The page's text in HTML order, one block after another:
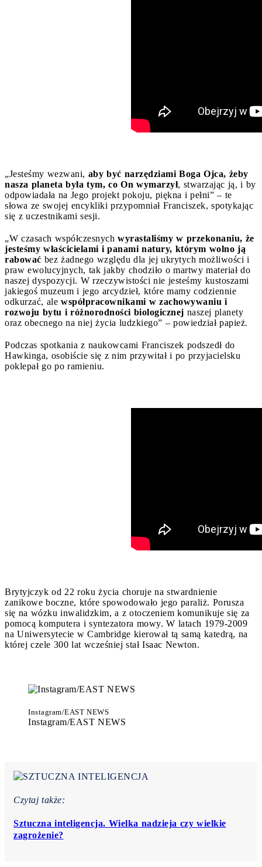
„Jesteśmy wezwani, aby być narzędziami Boga Ojca, żeby
nasza planeta była tym, co On wymarzył, stwarzając ją, i by
odpowiadała na Jego projekt pokoju, piękna i pełni” – te
słowa ze swojej encykliki przypomniał Franciszek, spotykając
się z uczestnikami sesji.
„W czasach współczesnych wyrastaliśmy w przekonaniu, że
jesteśmy właścicielami i panami natury, którym wolno ją
rabować bez żadnego względu dla jej ukrytych możliwości i
praw ewolucyjnych, tak jakby chodziło o martwy materiał do
naszej dyspozycji. W rzeczywistości nie jesteśmy kustoszami
jakiegoś muzeum i jego arcydzieł, które mamy codziennie
odkurzać, ale współpracownikami w zachowywaniu i
rozwoju bytu i różnorodności biologicznej naszej planety
oraz obecnego na niej życia ludzkiego” – powiedział papież.
Podczas spotkania z naukowcami Franciszek podszedł do
Hawkinga, osobiście się z nim przywitał i po przyjacielsku
poklepał go po ramieniu.
Brytyjczyk od 22 roku życia choruje na stwardnienie
zanikowe boczne, które spowodowało jego paraliż. Porusza
się na wózku inwalidzkim, a z otoczeniem komunikuje się za
pomocą komputera i syntezatora mowy. W latach 1979-2009
na Uniwersytecie w Cambridge kierował tą samą katedrą, na
której czele 300 lat wcześniej stał Isaac Newton.
Instagram/EAST NEWS
Instagram/EAST NEWS
Czytaj także:
Sztuczna inteligencja. Wielka nadzieja czy wielkie
zagrożenie?